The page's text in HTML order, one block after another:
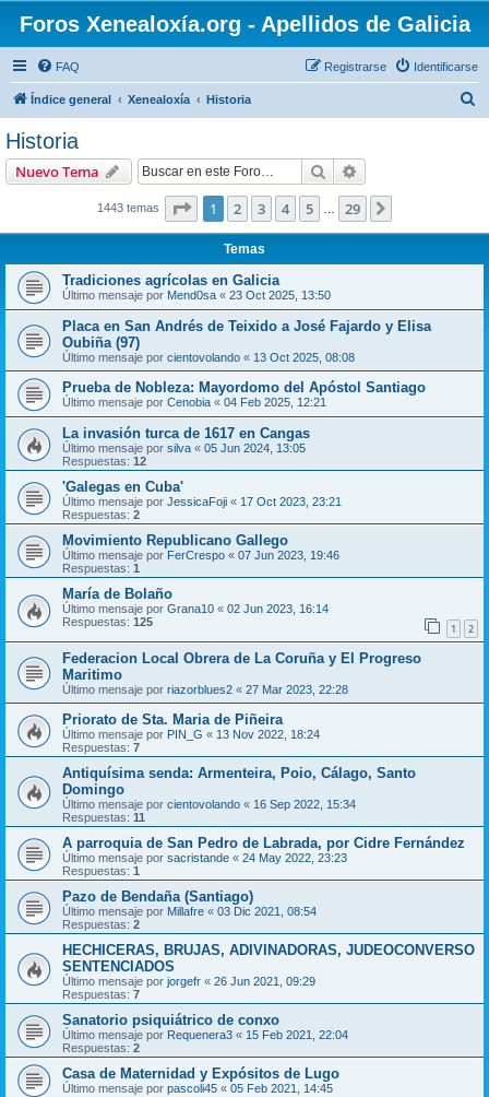
Foros Xenealoxía.org - Apellidos de Galicia
FAQ Identificarse
Registrarse
Índice general Xenealoxía Historia
Historia
Nuevo Tema Buscar
1443 temas Página de 29
1 2 3 4 5 29
Temas
Tradiciones agrícolas en Galicia
Último mensaje por Mend0sa « 23 Oct 2025, 13:50
Placa en San Andrés de Teixido a José Fajardo y Elisa
Oubiña (97)
Último mensaje por cientovolando « 13 Oct 2025, 08:08
Prueba de Nobleza: Mayordomo del Apóstol Santiago
Último mensaje por Cenobia « 04 Feb 2025, 12:21
La invasión turca de 1617 en Cangas
Último mensaje por silva « 05 Jun 2024, 13:05
Respuestas: 12
'Galegas en Cuba'
Último mensaje por JessicaFoji « 17 Oct 2023, 23:21
Respuestas: 2
Movimiento Republicano Gallego
Último mensaje por FerCrespo « 07 Jun 2023, 19:46
Respuestas: 1
María de Bolaño
Último mensaje por Grana10 « 02 Jun 2023, 16:14
Respuestas: 125 1 2
Federacion Local Obrera de La Coruña y El Progreso
Maritimo
Último mensaje por riazorblues2 « 27 Mar 2023, 22:28
Priorato de Sta. Maria de Piñeira
Último mensaje por PIN_G « 13 Nov 2022, 18:24
Respuestas: 7
Antiquísima senda: Armenteira, Poio, Cálago, Santo
Domingo
Último mensaje por cientovolando « 16 Sep 2022, 15:34
Respuestas: 11
A parroquia de San Pedro de Labrada, por Cidre Fernández
Último mensaje por sacristande « 24 May 2022, 23:23
Respuestas: 1
Pazo de Bendaña (Santiago)
Último mensaje por Millafre « 03 Dic 2021, 08:54
Respuestas: 2
HECHICERAS, BRUJAS, ADIVINADORAS, JUDEOCONVERSO
SENTENCIADOS
Último mensaje por jorgefr « 26 Jun 2021, 09:29
Respuestas: 7
Sanatorio psiquiátrico de conxo
Último mensaje por Requenera3 « 15 Feb 2021, 22:04
Respuestas: 2
Casa de Maternidad y Expósitos de Lugo
Último mensaje por pascoli45 « 05 Feb 2021, 14:45